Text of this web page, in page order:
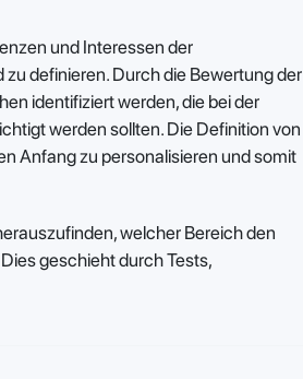
und Interessen der
definieren. Durch die Bewertung der
identifiziert werden, die bei der
werden sollten. Die Definition von
Anfang zu personalisieren und somit
welcher Bereich den
geschieht durch Tests,